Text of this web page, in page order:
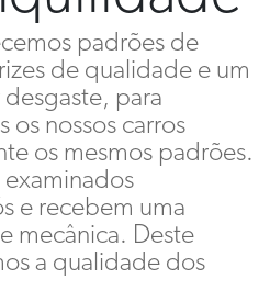
padrões de
de qualidade e um
para
os nossos carros
os mesmos padrões.
examinados
e recebem uma
mecânica. Deste
a qualidade dos